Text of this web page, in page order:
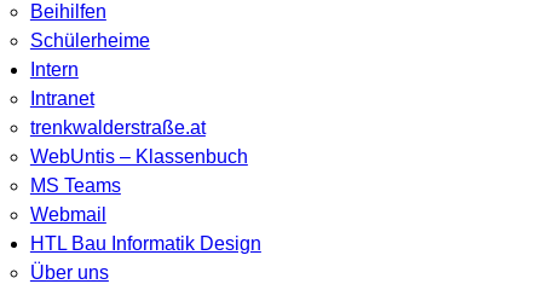
Beihilfen
Schülerheime
Intern
Intranet
trenkwalderstraße.at
WebUntis – Klassenbuch
MS Teams
Webmail
HTL Bau Informatik Design
Über uns